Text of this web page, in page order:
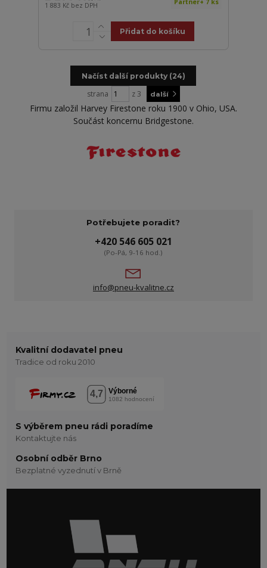
1 883 Kč bez DPH Partner+ 7 ks
Přidat do košíku
Načíst další produkty (24)
strana z 3 další
Firmu založil Harvey Firestone roku 1900 v Ohio, USA.
Součást koncernu Bridgestone.
Potřebujete poradit?
+420 546 605 021
(Po-Pá, 9-16 hod.)
info@pneu-kvalitne.cz
Kvalitní dodavatel pneu
Tradice od roku 2010
S výběrem pneu rádi poradíme
Kontaktujte nás
Osobní odběr Brno
Bezplatné vyzednutí v Brně